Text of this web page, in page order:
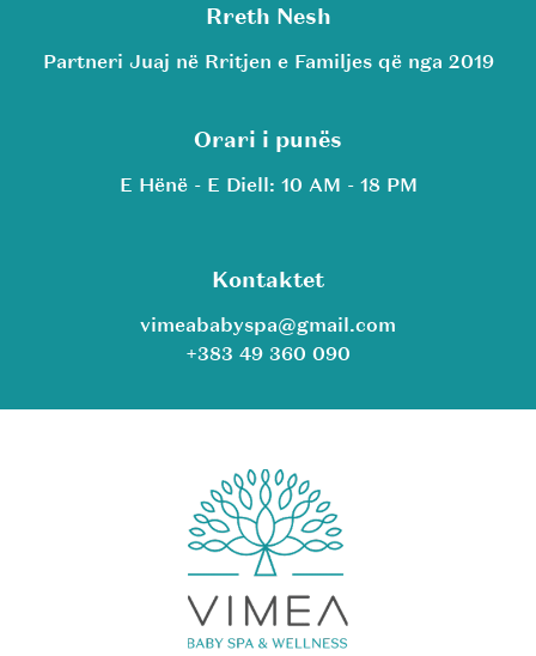
Rreth Nesh
Partneri Juaj në Rritjen e Familjes që nga 2019
Orari i punës
E Hënë - E Diell: 10 AM - 18 PM
Kontaktet
vimeababyspa@gmail.com
+383 49 360 090